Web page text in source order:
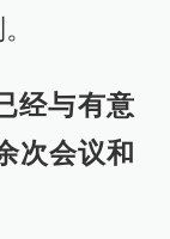
经与有意
次会议和